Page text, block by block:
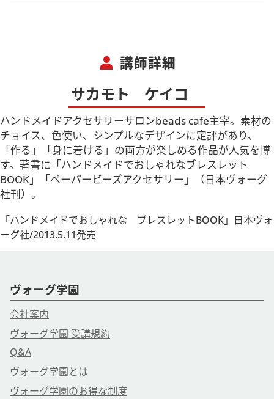
person 講師詳細
サカモト ケイコ
ハンドメイドアクセサリーサロンbeads cafe主宰。素材の
チョイス、色使い、シンプルなデザインに定評があり、
「作る」「身に着ける」の両方が楽しめる作品が人気を博
す。著書に「ハンドメイドでおしゃれなブレスレット
BOOK」「ペーパービーズアクセサリー」（日本ヴォーグ
社刊）。
「ハンドメイドでおしゃれな ブレスレットBOOK」日本ヴォ
ーグ社/2013.5.11発売
ヴォーグ学園
会社案内
ヴォーグ学園 受講規約
Q&A
ヴォーグ学園とは
ヴォーグ学園のお得な制度